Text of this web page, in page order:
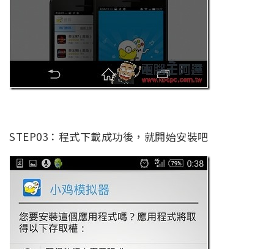
STEP03：程式下載成功後，就開始安裝吧